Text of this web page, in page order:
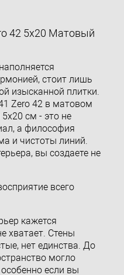
42 5x20 Матовый
стоит лишь
изысканной плитки.
Zero 42 в матовом
см - это не
а философия
и чистоты линий.
вы создаете не
всего
кажется
хватает. Стены
нет единства. До
могло
если вы